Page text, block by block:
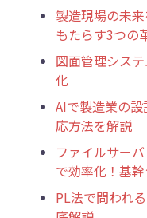
製造現場の未
もたらす3つの
図面管理シス
化
AIで製造業の
応方法を解説
ファイルサー
で効率化！基
PL法で問われ